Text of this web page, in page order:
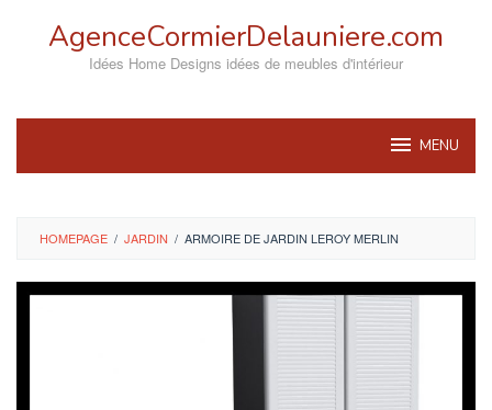
AgenceCormierDelauniere.com
Idées Home Designs idées de meubles d'intérieur
MENU
HOMEPAGE / JARDIN / ARMOIRE DE JARDIN LEROY MERLIN